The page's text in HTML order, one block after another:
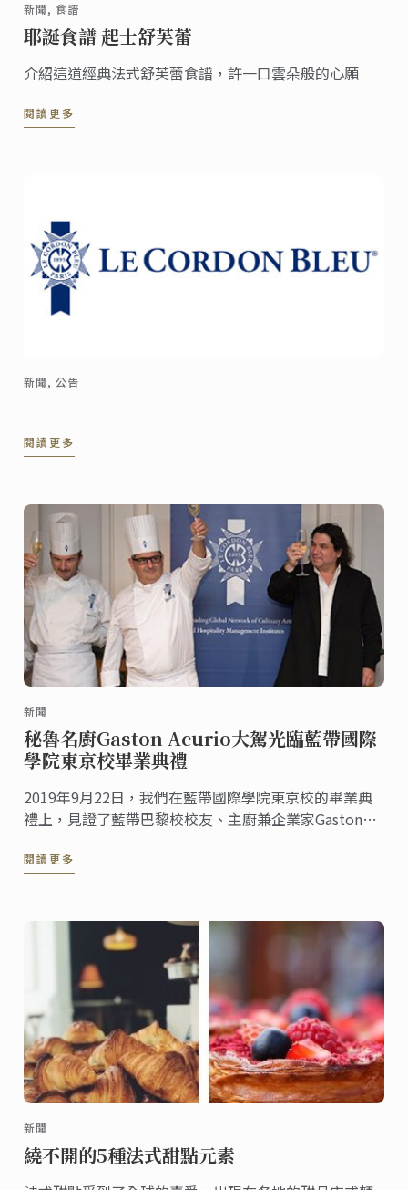
新聞, 食譜
耶誕食譜 起士舒芙蕾
介紹這道經典法式舒芙蕾食譜，許一口雲朵般的心願
閱讀更多
新聞, 公告
閱讀更多
新聞
秘魯名廚Gaston Acurio大駕光臨藍帶國際
學院東京校畢業典禮
2019年9月22日，我們在藍帶國際學院東京校的畢業典
禮上，見證了藍帶巴黎校校友、主廚兼企業家Gaston
閱讀更多
新聞
繞不開的5種法式甜點元素